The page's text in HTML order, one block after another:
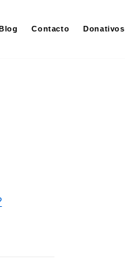
Contacto Donativos